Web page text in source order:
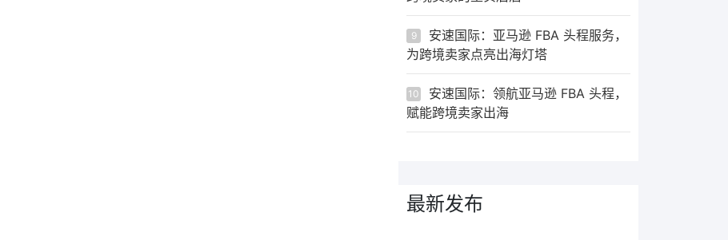
9
安速国际：亚马逊 FBA 头程服务，
为跨境卖家点亮出海灯塔
10
安速国际：领航亚马逊 FBA 头程，
赋能跨境卖家出海
最新发布